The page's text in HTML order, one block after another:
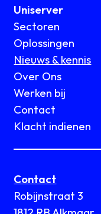
Uniserver
Sectoren
Oplossingen
Nieuws & kennis
Over Ons
Werken bij
Contact
Klacht indienen
Contact
Robijnstraat 3